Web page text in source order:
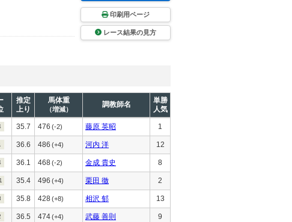
印刷用ページ
レース結果の見方
推定
上り
馬体重
（増減）
調教師名
単勝
人気
35.7 476 (-2) 藤原 英昭 1
36.6 486 (+4) 河内 洋 12
36.1 468(-2) 金成 貴史 8
35.4 496 (+4) 栗田 徹 2
35.8 428(+8) 相沢 郁 13
36.5 474(+4) 武藤 善則 9